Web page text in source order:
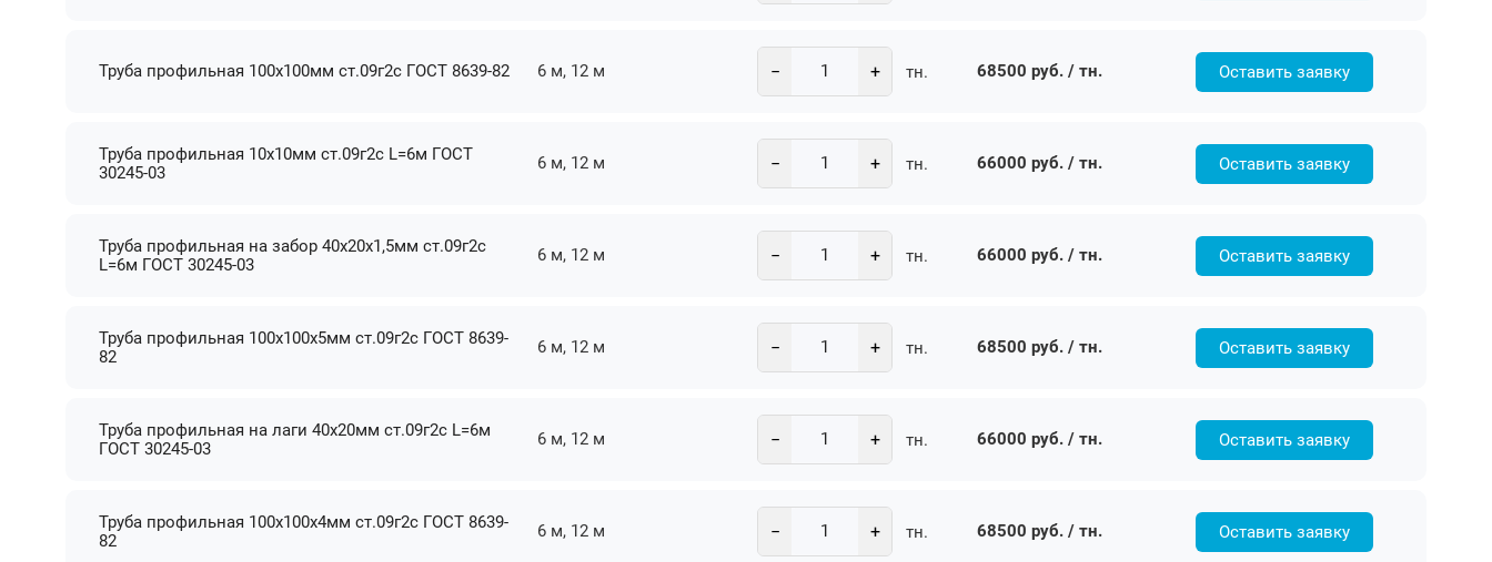
Труба профильная 100х100мм ст.09г2с ГОСТ 8639-82 6 м, 12 м − + тн. 68500 руб. / тн. Оставить заявку
Труба профильная 10х10мм ст.09г2с L=6м ГОСТ
30245-03
6 м, 12 м − + тн. 66000 руб. / тн. Оставить заявку
Труба профильная на забор 40х20х1,5мм ст.09г2с
L=6м ГОСТ 30245-03
6 м, 12 м − + тн. 66000 руб. / тн. Оставить заявку
Труба профильная 100х100х5мм ст.09г2с ГОСТ 8639-
82
6 м, 12 м − + тн. 68500 руб. / тн. Оставить заявку
Труба профильная на лаги 40х20мм ст.09г2с L=6м
ГОСТ 30245-03
6 м, 12 м − + тн. 66000 руб. / тн. Оставить заявку
Труба профильная 100х100х4мм ст.09г2с ГОСТ 8639-
82
6 м, 12 м − + тн. 68500 руб. / тн. Оставить заявку